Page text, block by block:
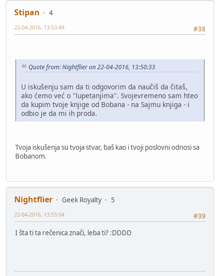
Stipan
4
#38
22-04-2016, 13:53:49
Quote from: Nightflier on 22-04-2016, 13:50:33
U iskušenju sam da ti odgovorim da naučiš da čitaš,
ako ćemo već o "lupetanjima". Svojevremeno sam hteo
da kupim tvoje knjige od Bobana - na Sajmu knjiga - i
odbio je da mi ih proda.
Tvoja iskušenja su tvoja stvar, baš kao i tvoji poslovni odnosi sa
Bobanom.
Nightflier Geek Royalty
5
#39
22-04-2016, 13:55:04
I šta ti ta rečenica znači, leba ti? :DDDD